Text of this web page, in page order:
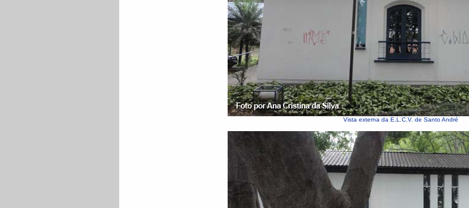
Vista externa da E.L.C.V. de Santo André